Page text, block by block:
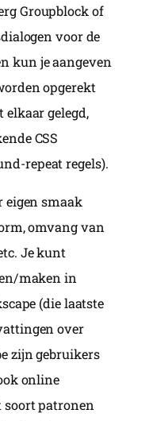
Groupblock of
voor de
kun je aangeven
opgerekt
gelegd,
CSS
repeat regels).
eigen smaak
omvang van
Je kunt
maken in
(die laatste
over
zijn gebruikers
online
soort patronen